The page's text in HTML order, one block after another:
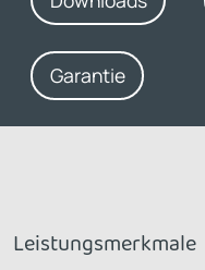
Garantie
Leistungsmerkmale